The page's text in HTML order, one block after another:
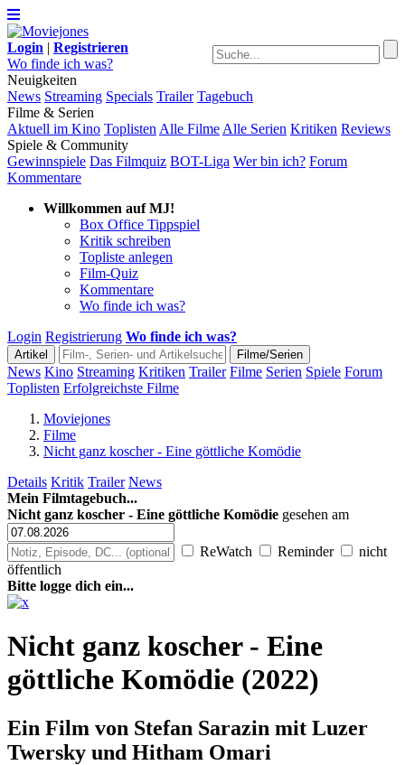
Login | Registrieren
Wo finde ich was?
Neuigkeiten
News Streaming Specials Trailer Tagebuch
Filme & Serien
Aktuell im Kino Toplisten Alle Filme Alle Serien Kritiken Reviews
Spiele & Community
Gewinnspiele Das Filmquiz BOT-Liga Wer bin ich? Forum
Kommentare
Willkommen auf MJ!
Box Office Tippspiel
Kritik schreiben
Topliste anlegen
Film-Quiz
Kommentare
Wo finde ich was?
Login Registrierung Wo finde ich was?
News Kino Streaming Kritiken Trailer Filme Serien Spiele Forum
Toplisten Erfolgreichste Filme
Moviejones
Filme
Nicht ganz koscher - Eine göttliche Komödie
Details Kritik Trailer News
Mein Filmtagebuch...
Nicht ganz koscher - Eine göttliche Komödie gesehen am
ReWatch Reminder
nicht
öffentlich
Bitte logge dich ein...
Nicht ganz koscher - Eine
göttliche Komödie (2022)
Ein Film von Stefan Sarazin mit Luzer
Twersky und Hitham Omari